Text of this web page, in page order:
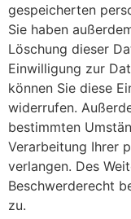
gespeicherten
Sie haben
Löschung dieser
Einwilligung zur
können Sie diese
widerrufen.
bestimmten
Verarbeitung Ihrer
verlangen. Des
Beschwerderecht
zu.